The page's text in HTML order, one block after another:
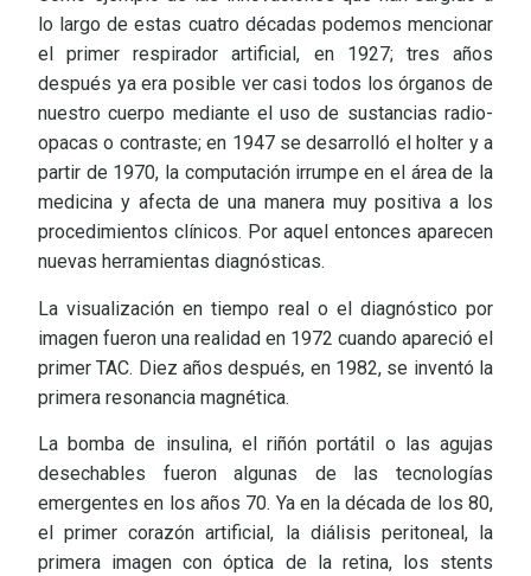
lo largo de estas cuatro décadas podemos mencionar
el primer respirador artificial, en 1927; tres años
después ya era posible ver casi todos los órganos de
nuestro cuerpo mediante el uso de sustancias radio-
opacas o contraste; en 1947 se desarrolló el holter y a
partir de 1970, la computación irrumpe en el área de la
medicina y afecta de una manera muy positiva a los
procedimientos clínicos. Por aquel entonces aparecen
nuevas herramientas diagnósticas.
La visualización en tiempo real o el diagnóstico por
imagen fueron una realidad en 1972 cuando apareció el
primer TAC. Diez años después, en 1982, se inventó la
primera resonancia magnética.
La bomba de insulina, el riñón portátil o las agujas
desechables fueron algunas de las tecnologías
emergentes en los años 70. Ya en la década de los 80,
el primer corazón artificial, la diálisis peritoneal, la
primera imagen con óptica de la retina, los stents